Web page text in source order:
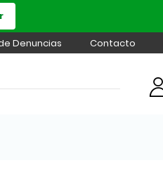
Denuncias Contacto